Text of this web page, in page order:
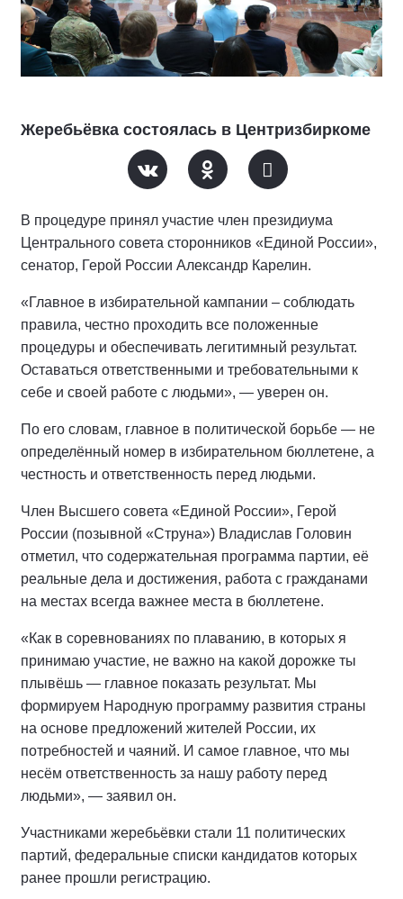
Жеребьёвка состоялась в Центризбиркоме
В процедуре принял участие член президиума
Центрального совета сторонников «Единой России»,
сенатор, Герой России Александр Карелин.
«Главное в избирательной кампании – соблюдать
правила, честно проходить все положенные
процедуры и обеспечивать легитимный результат.
Оставаться ответственными и требовательными к
себе и своей работе с людьми», — уверен он.
По его словам, главное в политической борьбе — не
определённый номер в избирательном бюллетене, а
честность и ответственность перед людьми.
Член Высшего совета «Единой России», Герой
России (позывной «Струна») Владислав Головин
отметил, что содержательная программа партии, её
реальные дела и достижения, работа с гражданами
на местах всегда важнее места в бюллетене.
«Как в соревнованиях по плаванию, в которых я
принимаю участие, не важно на какой дорожке ты
плывёшь — главное показать результат. Мы
формируем Народную программу развития страны
на основе предложений жителей России, их
потребностей и чаяний. И самое главное, что мы
несём ответственность за нашу работу перед
людьми», — заявил он.
Участниками жеребьёвки стали 11 политических
партий, федеральные списки кандидатов которых
ранее прошли регистрацию.